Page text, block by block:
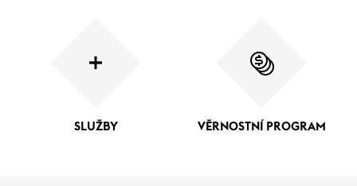
SLUŽBY VĚRNOSTNÍ PROGRAM